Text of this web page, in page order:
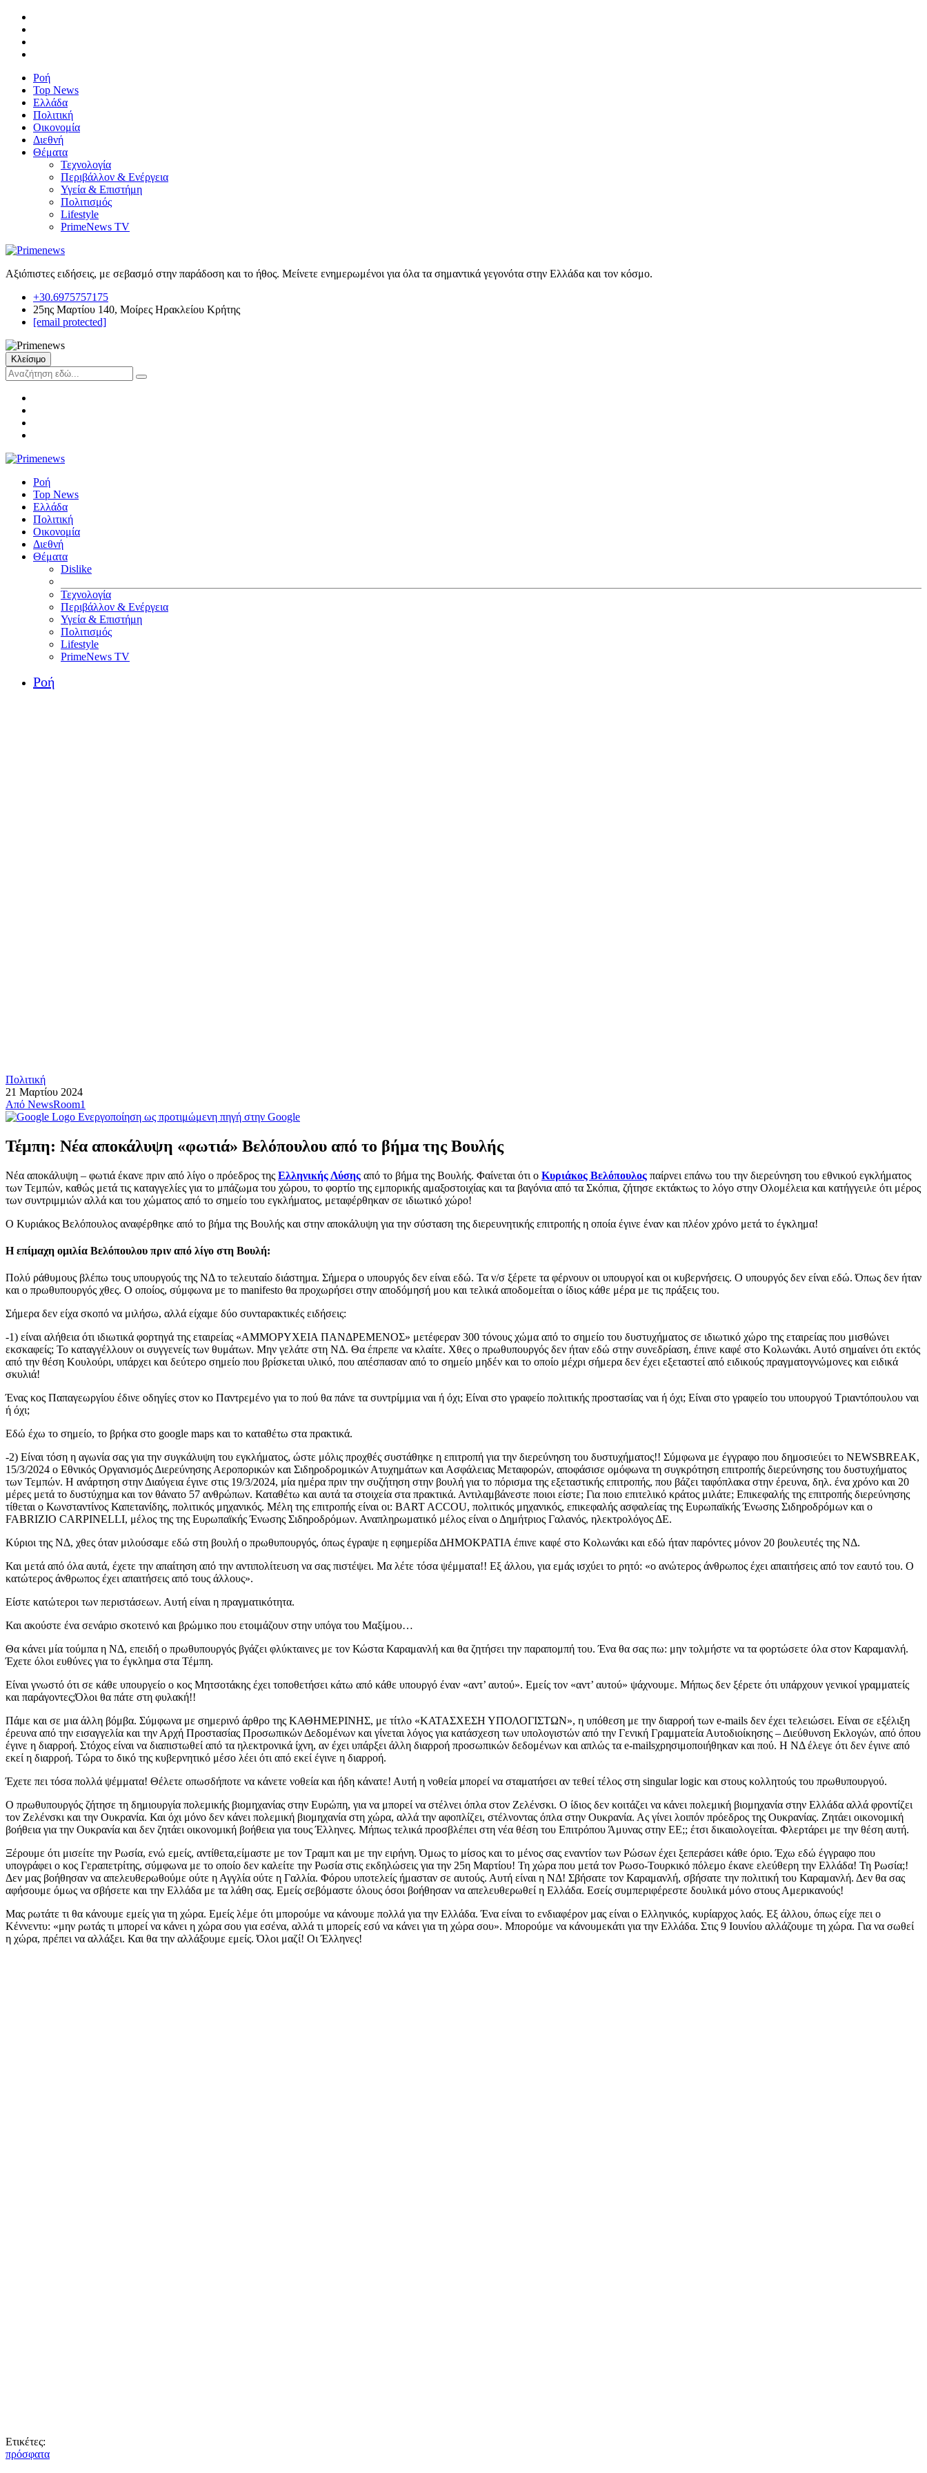
Ροή
Top News
Ελλάδα
Πολιτική
Οικονομία
Διεθνή
Θέματα
Τεχνολογία
Περιβάλλον & Ενέργεια
Υγεία & Επιστήμη
Πολιτισμός
Lifestyle
PrimeNews TV
Αξιόπιστες ειδήσεις, με σεβασμό στην παράδοση και το ήθος. Μείνετε ενημερωμένοι για όλα τα σημαντικά γεγονότα στην Ελλάδα και τον κόσμο.
+30.6975757175
25ης Μαρτίου 140, Μοίρες Ηρακλείου Κρήτης
[email protected]
Κλείσιμο
Ροή
Top News
Ελλάδα
Πολιτική
Οικονομία
Διεθνή
Θέματα
Dislike
Τεχνολογία
Περιβάλλον & Ενέργεια
Υγεία & Επιστήμη
Πολιτισμός
Lifestyle
PrimeNews TV
Ροή
Πολιτική
21 Μαρτίου 2024
Από NewsRoom1
Ενεργοποίηση ως προτιμώμενη πηγή στην Google
Τέμπη: Νέα αποκάλυψη «φωτιά» Βελόπουλου από το βήμα της Βουλής
Νέα αποκάλυψη – φωτιά έκανε πριν από λίγο ο πρόεδρος της Ελληνικής Λύσης από το βήμα της Βουλής. Φαίνεται ότι ο Κυριάκος Βελόπουλος παίρνει επάνω του την διερεύνηση του εθνικού εγκλήματος
των Τεμπών, καθώς μετά τις καταγγελίες για το μπάζωμα του χώρου, το φορτίο της εμπορικής αμαξοστοιχίας και τα βαγόνια από τα Σκόπια, ζήτησε εκτάκτως το λόγο στην Ολομέλεια και κατήγγειλε ότι μέρος
των συντριμμιών αλλά και του χώματος από το σημείο του εγκλήματος, μεταφέρθηκαν σε ιδιωτικό χώρο!
Ο Κυριάκος Βελόπουλος αναφέρθηκε από το βήμα της Βουλής και στην αποκάλυψη για την σύσταση της διερευνητικής επιτροπής η οποία έγινε έναν και πλέον χρόνο μετά το έγκλημα!
Η επίμαχη ομιλία Βελόπουλου πριν από λίγο στη Βουλή:
Πολύ ράθυμους βλέπω τους υπουργούς της ΝΔ το τελευταίο διάστημα. Σήμερα ο υπουργός δεν είναι εδώ. Τα ν/σ ξέρετε τα φέρνουν οι υπουργοί και οι κυβερνήσεις. Ο υπουργός δεν είναι εδώ. Όπως δεν ήταν
και ο πρωθυπουργός χθες. Ο οποίος, σύμφωνα με το manifesto θα προχωρήσει στην αποδόμησή μου και τελικά αποδομείται ο ίδιος κάθε μέρα με τις πράξεις του.
Σήμερα δεν είχα σκοπό να μιλήσω, αλλά είχαμε δύο συνταρακτικές ειδήσεις:
-1) είναι αλήθεια ότι ιδιωτικά φορτηγά της εταιρείας «ΑΜΜΟΡΥΧΕΙΑ ΠΑΝΔΡΕΜΕΝΟΣ» μετέφεραν 300 τόνους χώμα από το σημείο του δυστυχήματος σε ιδιωτικό χώρο της εταιρείας που μισθώνει
εκσκαφείς; Το καταγγέλλουν οι συγγενείς των θυμάτων. Μην γελάτε στη ΝΔ. Θα έπρεπε να κλαίτε. Χθες ο πρωθυπουργός δεν ήταν εδώ στην συνεδρίαση, έπινε καφέ στο Κολωνάκι. Αυτό σημαίνει ότι εκτός
από την θέση Κουλούρι, υπάρχει και δεύτερο σημείο που βρίσκεται υλικό, που απέσπασαν από το σημείο μηδέν και το οποίο μέχρι σήμερα δεν έχει εξεταστεί από ειδικούς πραγματογνώμονες και ειδικά
σκυλιά!
Ένας κος Παπαγεωργίου έδινε οδηγίες στον κο Παντρεμένο για το πού θα πάνε τα συντρίμμια ναι ή όχι; Είναι στο γραφείο πολιτικής προστασίας ναι ή όχι; Είναι στο γραφείο του υπουργού Τριαντόπουλου ναι
ή όχι;
Εδώ έχω το σημείο, το βρήκα στο google maps και το καταθέτω στα πρακτικά.
-2) Είναι τόση η αγωνία σας για την συγκάλυψη του εγκλήματος, ώστε μόλις προχθές συστάθηκε η επιτροπή για την διερεύνηση του δυστυχήματος!! Σύμφωνα με έγγραφο που δημοσιεύει το NEWSBREAK,
15/3/2024 ο Εθνικός Οργανισμός Διερεύνησης Αεροπορικών και Σιδηροδρομικών Ατυχημάτων και Ασφάλειας Μεταφορών, αποφάσισε ομόφωνα τη συγκρότηση επιτροπής διερεύνησης του δυστυχήματος
των Τεμπών. Η ανάρτηση στην Διαύγεια έγινε στις 19/3/2024, μία ημέρα πριν την συζήτηση στην βουλή για το πόρισμα της εξεταστικής επιτροπής, που βάζει ταφόπλακα στην έρευνα, δηλ. ένα χρόνο και 20
μέρες μετά το δυστύχημα και τον θάνατο 57 ανθρώπων. Καταθέτω και αυτά τα στοιχεία στα πρακτικά. Αντιλαμβάνεστε ποιοι είστε; Για ποιο επιτελικό κράτος μιλάτε; Επικεφαλής της επιτροπής διερεύνησης
τίθεται ο Κωνσταντίνος Καπετανίδης, πολιτικός μηχανικός. Μέλη της επιτροπής είναι οι: BART ACCOU, πολιτικός μηχανικός, επικεφαλής ασφαλείας της Ευρωπαϊκής Ένωσης Σιδηροδρόμων και ο
FABRIZIO CARPINELLI, μέλος της της Ευρωπαϊκής Ένωσης Σιδηροδρόμων. Αναπληρωματικό μέλος είναι ο Δημήτριος Γαλανός, ηλεκτρολόγος ΔΕ.
Κύριοι της ΝΔ, χθες όταν μιλούσαμε εδώ στη βουλή ο πρωθυπουργός, όπως έγραψε η εφημερίδα ΔΗΜΟΚΡΑΤΙΑ έπινε καφέ στο Κολωνάκι και εδώ ήταν παρόντες μόνον 20 βουλευτές της ΝΔ.
Και μετά από όλα αυτά, έχετε την απαίτηση από την αντιπολίτευση να σας πιστέψει. Μα λέτε τόσα ψέμματα!! Εξ άλλου, για εμάς ισχύει το ρητό: «ο ανώτερος άνθρωπος έχει απαιτήσεις από τον εαυτό του. Ο
κατώτερος άνθρωπος έχει απαιτήσεις από τους άλλους».
Είστε κατώτεροι των περιστάσεων. Αυτή είναι η πραγματικότητα.
Και ακούστε ένα σενάριο σκοτεινό και βρώμικο που ετοιμάζουν στην υπόγα του Μαξίμου…
Θα κάνει μία τούμπα η ΝΔ, επειδή ο πρωθυπουργός βγάζει φλύκταινες με τον Κώστα Καραμανλή και θα ζητήσει την παραπομπή του. Ένα θα σας πω: μην τολμήστε να τα φορτώσετε όλα στον Καραμανλή.
Έχετε όλοι ευθύνες για το έγκλημα στα Τέμπη.
Είναι γνωστό ότι σε κάθε υπουργείο ο κος Μητσοτάκης έχει τοποθετήσει κάτω από κάθε υπουργό έναν «αντ’ αυτού». Εμείς τον «αντ’ αυτού» ψάχνουμε. Μήπως δεν ξέρετε ότι υπάρχουν γενικοί γραμματείς
και παράγοντες;Όλοι θα πάτε στη φυλακή!!
Πάμε και σε μια άλλη βόμβα. Σύμφωνα με σημερινό άρθρο της ΚΑΘΗΜΕΡΙΝΗΣ, με τίτλο «ΚΑΤΑΣΧΕΣΗ ΥΠΟΛΟΓΙΣΤΩΝ», η υπόθεση με την διαρροή των e-mails δεν έχει τελειώσει. Είναι σε εξέλιξη
έρευνα από την εισαγγελία και την Αρχή Προστασίας Προσωπικών Δεδομένων και γίνεται λόγος για κατάσχεση των υπολογιστών από την Γενική Γραμματεία Αυτοδιοίκησης – Διεύθυνση Εκλογών, από όπου
έγινε η διαρροή. Στόχος είναι να διαπιστωθεί από τα ηλεκτρονικά ίχνη, αν έχει υπάρξει άλλη διαρροή προσωπικών δεδομένων και απλώς τα e-mailsχρησιμοποιήθηκαν και πού. Η ΝΔ έλεγε ότι δεν έγινε από
εκεί η διαρροή. Τώρα το δικό της κυβερνητικό μέσο λέει ότι από εκεί έγινε η διαρροή.
Έχετε πει τόσα πολλά ψέμματα! Θέλετε οπωσδήποτε να κάνετε νοθεία και ήδη κάνατε! Αυτή η νοθεία μπορεί να σταματήσει αν τεθεί τέλος στη singular logic και στους κολλητούς του πρωθυπουργού.
Ο πρωθυπουργός ζήτησε τη δημιουργία πολεμικής βιομηχανίας στην Ευρώπη, για να μπορεί να στέλνει όπλα στον Ζελένσκι. Ο ίδιος δεν κοιτάζει να κάνει πολεμική βιομηχανία στην Ελλάδα αλλά φροντίζει
τον Ζελένσκι και την Ουκρανία. Και όχι μόνο δεν κάνει πολεμική βιομηχανία στη χώρα, αλλά την αφοπλίζει, στέλνοντας όπλα στην Ουκρανία. Ας γίνει λοιπόν πρόεδρος της Ουκρανίας. Ζητάει οικονομική
βοήθεια για την Ουκρανία και δεν ζητάει οικονομική βοήθεια για τους Έλληνες. Μήπως τελικά προσβλέπει στη νέα θέση του Επιτρόπου Άμυνας στην ΕΕ;; έτσι δικαιολογείται. Φλερτάρει με την θέση αυτή.
Ξέρουμε ότι μισείτε την Ρωσία, ενώ εμείς, αντίθετα,είμαστε με τον Τραμπ και με την ειρήνη. Όμως το μίσος και το μένος σας εναντίον των Ρώσων έχει ξεπεράσει κάθε όριο. Έχω εδώ έγγραφο που
υπογράφει ο κος Γεραπετρίτης, σύμφωνα με το οποίο δεν καλείτε την Ρωσία στις εκδηλώσεις για την 25η Μαρτίου! Τη χώρα που μετά τον Ρωσο-Τουρκικό πόλεμο έκανε ελεύθερη την Ελλάδα! Τη Ρωσία;!
Δεν μας βοήθησαν να απελευθερωθούμε ούτε η Αγγλία ούτε η Γαλλία. Φόρου υποτελείς ήμασταν σε αυτούς. Αυτή είναι η ΝΔ! Σβήσατε τον Καραμανλή, σβήσατε την πολιτική του Καραμανλή. Δεν θα σας
αφήσουμε όμως να σβήσετε και την Ελλάδα με τα λάθη σας. Εμείς σεβόμαστε όλους όσοι βοήθησαν να απελευθερωθεί η Ελλάδα. Εσείς συμπεριφέρεστε δουλικά μόνο στους Αμερικανούς!
Μας ρωτάτε τι θα κάνουμε εμείς για τη χώρα. Εμείς λέμε ότι μπορούμε να κάνουμε πολλά για την Ελλάδα. Ένα είναι το ενδιαφέρον μας είναι ο Ελληνικός, κυρίαρχος λαός. Εξ άλλου, όπως είχε πει ο
Κέννεντυ: «μην ρωτάς τι μπορεί να κάνει η χώρα σου για εσένα, αλλά τι μπορείς εσύ να κάνει για τη χώρα σου». Μπορούμε να κάνουμεκάτι για την Ελλάδα. Στις 9 Ιουνίου αλλάζουμε τη χώρα. Για να σωθεί
η χώρα, πρέπει να αλλάξει. Και θα την αλλάξουμε εμείς. Όλοι μαζί! Οι Έλληνες!
Ετικέτες:
πρόσφατα